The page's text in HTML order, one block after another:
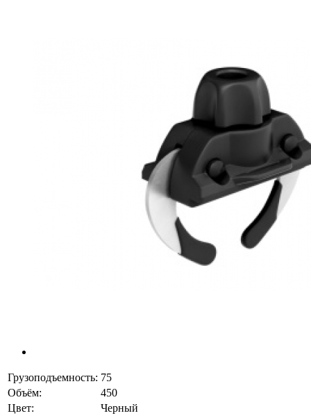
Грузоподъемность: 75
Объём:
450
Цвет:
Черный